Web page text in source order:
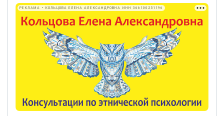
РЕКЛАМА • КОЛЬЦОВА ЕЛЕНА АЛЕКСАНДРОВНА ИНН 366100251196